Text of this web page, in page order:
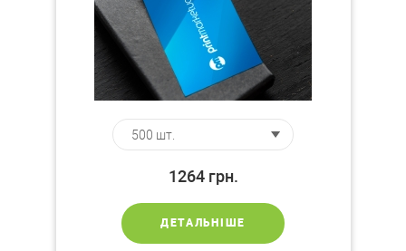
1264 грн.
ДЕТАЛЬНІШЕ